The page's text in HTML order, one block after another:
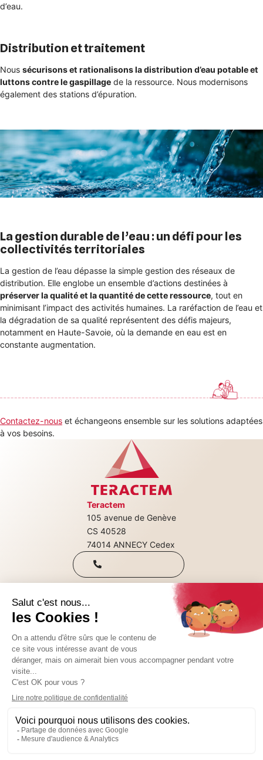
d’eau.
Distribution et traitement
Nous sécurisons et rationalisons la distribution d’eau potable et
luttons contre le gaspillage de la ressource. Nous modernisons
également des stations d’épuration.
La gestion durable de l’eau : un défi pour les
collectivités territoriales
La gestion de l’eau dépasse la simple gestion des réseaux de
distribution. Elle englobe un ensemble d’actions destinées à
préserver la qualité et la quantité de cette ressource, tout en
minimisant l’impact des activités humaines. La raréfaction de l’eau et
la dégradation de sa qualité représentent des défis majeurs,
notamment en Haute-Savoie, où la demande en eau est en
constante augmentation.
Contactez-nous et échangeons ensemble sur les solutions adaptées
à vos besoins.
Teractem
105 avenue de Genève
CS 40528
74014 ANNECY Cedex
+33(0)4 50 08
CONTACTEZ-NOUS
Qui sommes-nous
Nous rejoindre
Nos consultations
SUIVEZ-NOUS SUR :
© 2024 Teractem
Mentions légales
Il y a actuellement 3 poste(s) à pourvoir chez